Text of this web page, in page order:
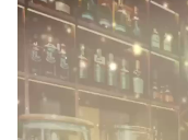
画
レ
ー
ヤ
ー